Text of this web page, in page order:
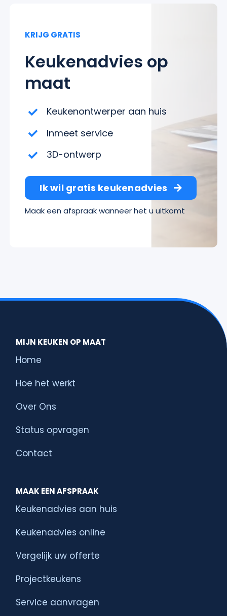
KRIJG GRATIS
Keukenadvies op
maat
Keukenontwerper aan huis
Inmeet service
3D-ontwerp
Ik wil gratis keukenadvies
Maak een afspraak wanneer het u uitkomt
MIJN KEUKEN OP MAAT
Home
Hoe het werkt
Over Ons
Status opvragen
Contact
MAAK EEN AFSPRAAK
Keukenadvies aan huis
Keukenadvies online
Vergelijk uw offerte
Projectkeukens
Service aanvragen